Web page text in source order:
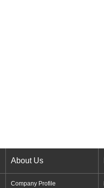
About Us
Company Profile